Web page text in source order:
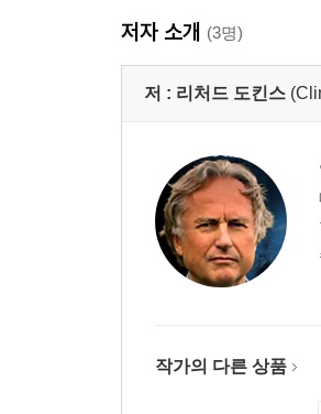
저자 소개 (3명)
저 : 리처드 도킨스
작가의 다른 상품